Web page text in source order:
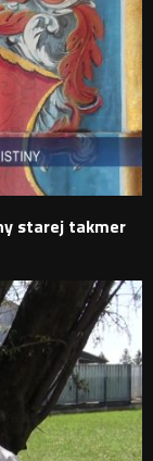
starej takmer